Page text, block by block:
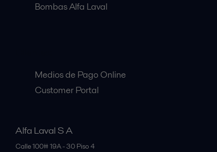
Bombas Alfa Laval
Medios de Pago Online
Customer Portal
Alfa Laval S A
Calle 100# 19A - 30 Piso 4